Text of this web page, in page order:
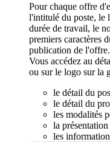
Pour chaque offre
l'intitulé du poste, le
durée de travail, le
premiers caractères
publication de l'offre.
Vous accédez au
ou sur le logo sur la
le détail du
le détail du
les modalités
la
les